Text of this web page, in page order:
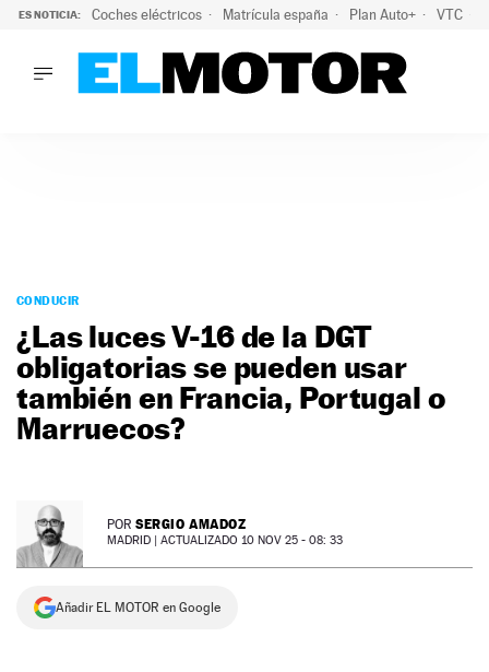
ES NOTICIA: Coches eléctricos Matrícula españa Plan Auto+ VTC
PODCAST
MOTOS
TECNOLOGÍA
SUPERCOCHES
MOTORTV
NEWSLETTER
CONDUCIR
¿Las luces V-16 de la DGT
obligatorias se pueden usar
también en Francia, Portugal o
Marruecos?
POR SERGIO AMADOZ
MADRID | ACTUALIZADO 10 NOV 25 - 08: 33
Añadir EL MOTOR en Google